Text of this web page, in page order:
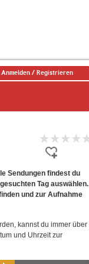
Anmelden / Registrieren
Sendungen findest du
Tag auswählen.
und zur Aufnahme
kannst du immer über
und Uhrzeit zur